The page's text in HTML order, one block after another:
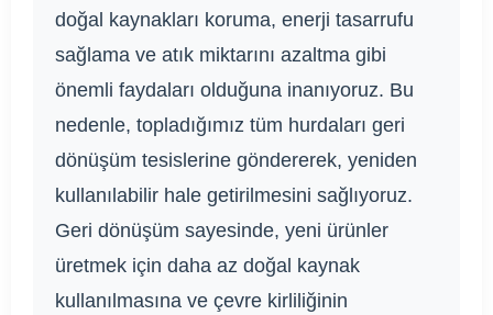
doğal kaynakları koruma, enerji tasarrufu
sağlama ve atık miktarını azaltma gibi
önemli faydaları olduğuna inanıyoruz. Bu
nedenle, topladığımız tüm hurdaları geri
dönüşüm tesislerine göndererek, yeniden
kullanılabilir hale getirilmesini sağlıyoruz.
Geri dönüşüm sayesinde, yeni ürünler
üretmek için daha az doğal kaynak
kullanılmasına ve çevre kirliliğinin